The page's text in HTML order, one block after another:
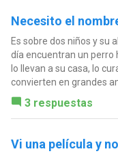
Necesito el
Es sobre dos niños y su
día encuentran un perro
lo llevan a su casa, lo
convierten en grandes
3 respuestas
Vi una película y